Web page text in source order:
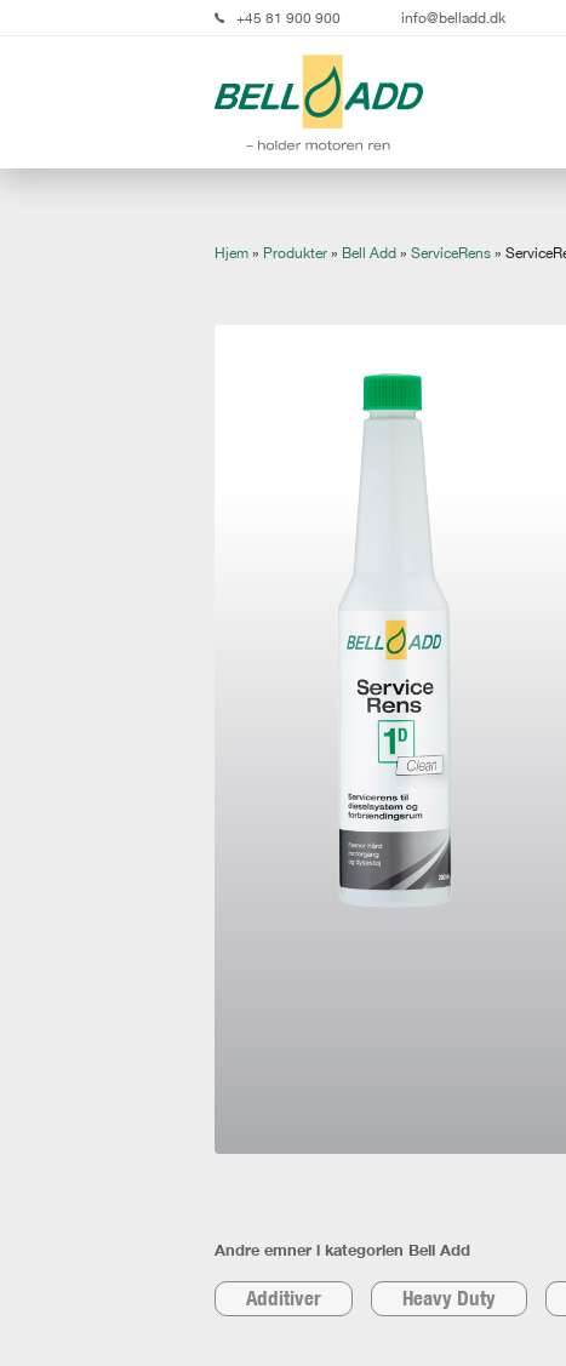
+45 81 900 900 info@belladd.dk
Hjem » Produkter » Bell Add » ServiceRens »
Andre emner i kategorien Bell Add
Additiver Heavy Duty